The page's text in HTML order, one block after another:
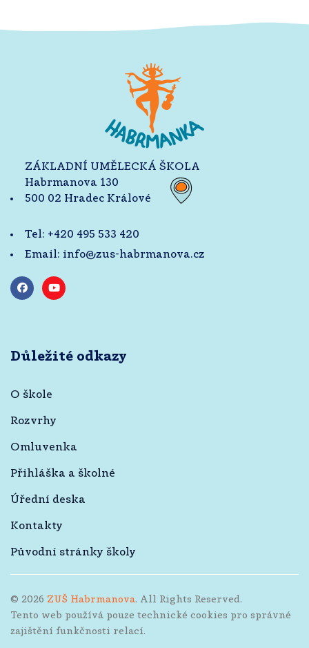
ZÁKLADNÍ UMĚLECKÁ ŠKOLA
Habrmanova 130
500 02 Hradec Králové
Tel: +420 495 533 420
Email: info@zus-habrmanova.cz
Důležité odkazy
O škole
Rozvrhy
Omluvenka
Přihláška a školné
Úřední deska
Kontakty
Původní stránky školy
© 2026 ZUŠ Habrmanova. All Rights Reserved.
Tento web používá pouze technické cookies pro správné
zajištění funkčnosti relací.